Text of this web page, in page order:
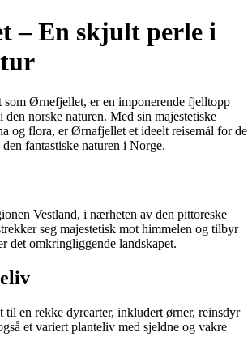
– En skjult perle i
Ørnefjellet, er en imponerende fjelltopp
norske naturen. Med sin majestetiske
og flora, er Ørnafjellet et ideelt reisemål for de
fantastiske naturen i Norge.
Vestland, i nærheten av den pittoreske
seg majestetisk mot himmelen og tilbyr
det omkringliggende landskapet.
en rekke dyrearter, inkludert ørner, reinsdyr
et variert planteliv med sjeldne og vakre